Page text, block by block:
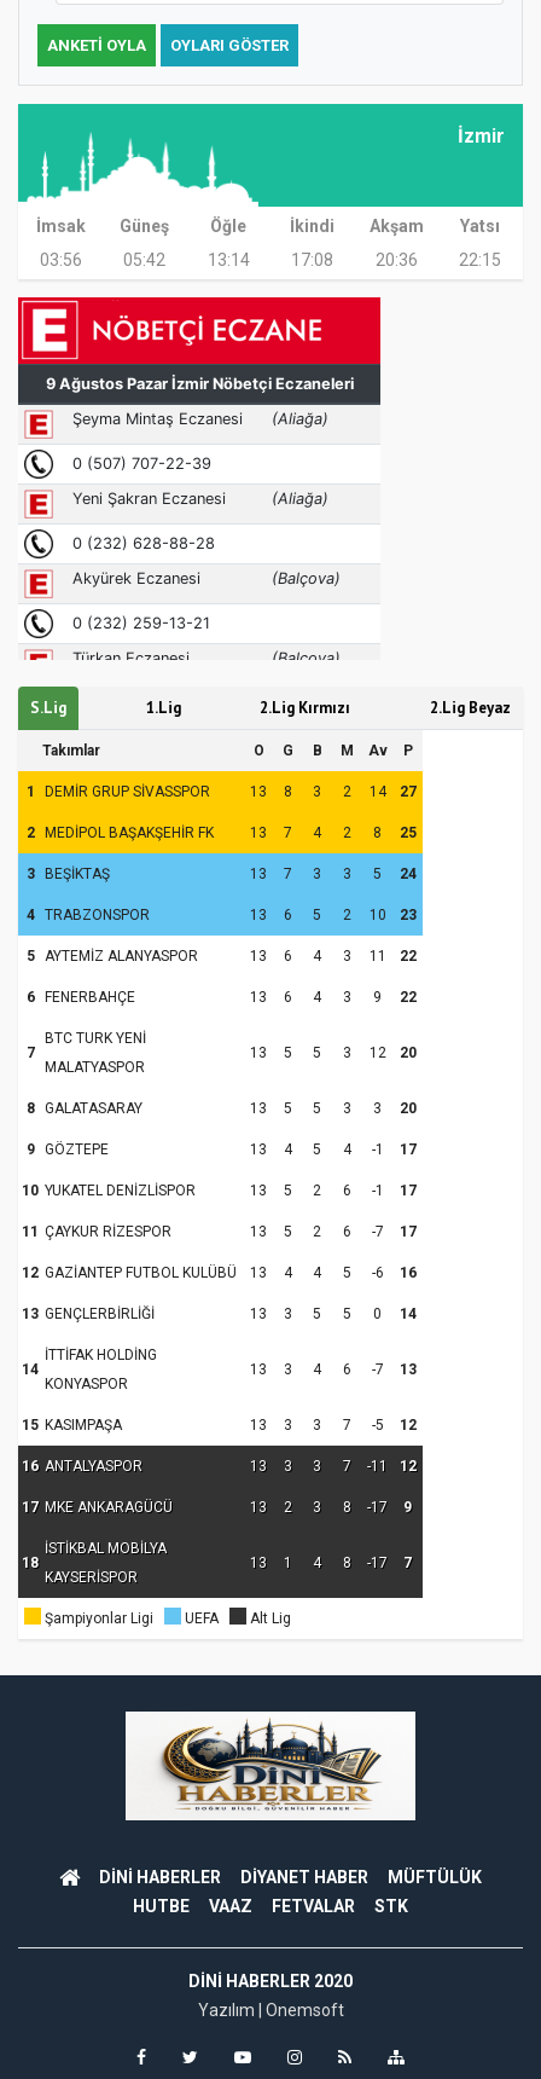
ANKETI OYLA OYLARI GÖSTER
İzmir
İmsak Güneş Öğle İkindi Akşam
Yatsı
03:56
05:42 13:14 17:08 20:36 22:15
S.Lig 1.Lig 2.Lig Kırmızı 2.Lig Beyaz
Takımlar O G B M Av P
1 DEMİR GRUP SİVASSPOR 13 8 3 2 14 27
2 MEDİPOL BAŞAKŞEHİR FK 13 7 4 2 8 25
3 BEŞİKTAŞ 13 7 3 3 5 24
4 TRABZONSPOR 13 6 5 2 10 23
5 AYTEMİZ ALANYASPOR 13 6 4 3 11 22
6 FENERBAHÇE 13 6 4 3 9 22
7
BTC TURK YENİ
MALATYASPOR
13 5 5 3 12 20
8 GALATASARAY 13 5 5 3 3 20
9 GÖZTEPE 13 4 5 4 -1 17
10 YUKATEL DENİZLİSPOR 13 5 2 6 -1 17
11 ÇAYKUR RİZESPOR 13 5 2 6 -7 17
12 GAZİANTEP FUTBOL KULÜBÜ 13 4 4 5 -6 16
13 GENÇLERBİRLİĞİ 13 3 5 5 0 14
14
İTTİFAK HOLDİNG
KONYASPOR
13 3 4 6 -7 13
15 KASIMPAŞA 13 3 3 7 -5 12
16 ANTALYASPOR 13 3 3 7 -11 12
17 MKE ANKARAGÜCÜ 13 2 3 8 -17 9
18
İSTİKBAL MOBİLYA
KAYSERİSPOR
13 1 4 8 -17 7
Şampiyonlar Ligi UEFA Alt Lig
DİNİ HABERLER DİYANET HABER
MÜFTÜLÜK
HUTBE
VAAZ FETVALAR STK
DINI HABERLER 2020
Yazılım | Onemsoft